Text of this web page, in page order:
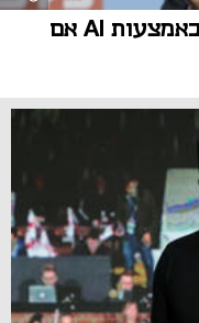
"אפשר לזהות באמצעות AI אם